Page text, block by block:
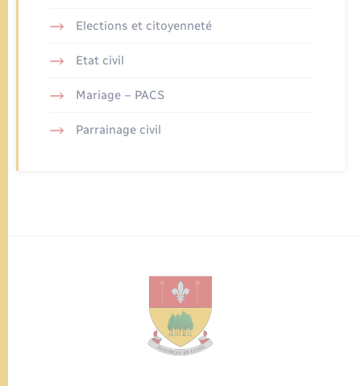
Elections et citoyenneté
Etat civil
Mariage – PACS
Parrainage civil